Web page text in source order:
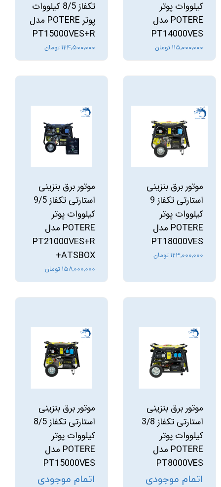
کیلووات پوتر
POTERE مدل
PT14000VES
۱۱۵,۰۰۰,۰۰۰ تومان
تکفاز 8/5 کیلووات
پوتر POTERE مدل
PT15000VES+R
۱۲۴,۵۰۰,۰۰۰ تومان
موتور برق بنزینی
استارتی تکفاز 9
کیلووات پوتر
POTERE مدل
PT18000VES
۱۲۳,۰۰۰,۰۰۰ تومان
موتور برق بنزینی
استارتی تکفاز 9/5
کیلووات پوتر
POTERE مدل
PT21000VES+R
+ATSBOX
۱۵۸,۰۰۰,۰۰۰ تومان
موتور برق بنزینی
استارتی تکفاز 3/8
کیلووات پوتر
POTERE مدل
PT8000VES
اتمام موجودی
موتور برق بنزینی
استارتی تکفاز 8/5
کیلووات پوتر
POTERE مدل
PT15000VES
اتمام موجودی